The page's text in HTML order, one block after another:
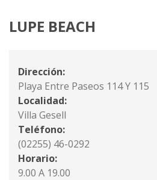
LUPE BEACH
Dirección:
Playa Entre Paseos 114 Y 115
Localidad:
Villa Gesell
Teléfono:
(02255) 46-0292
Horario:
9.00 A 19.00